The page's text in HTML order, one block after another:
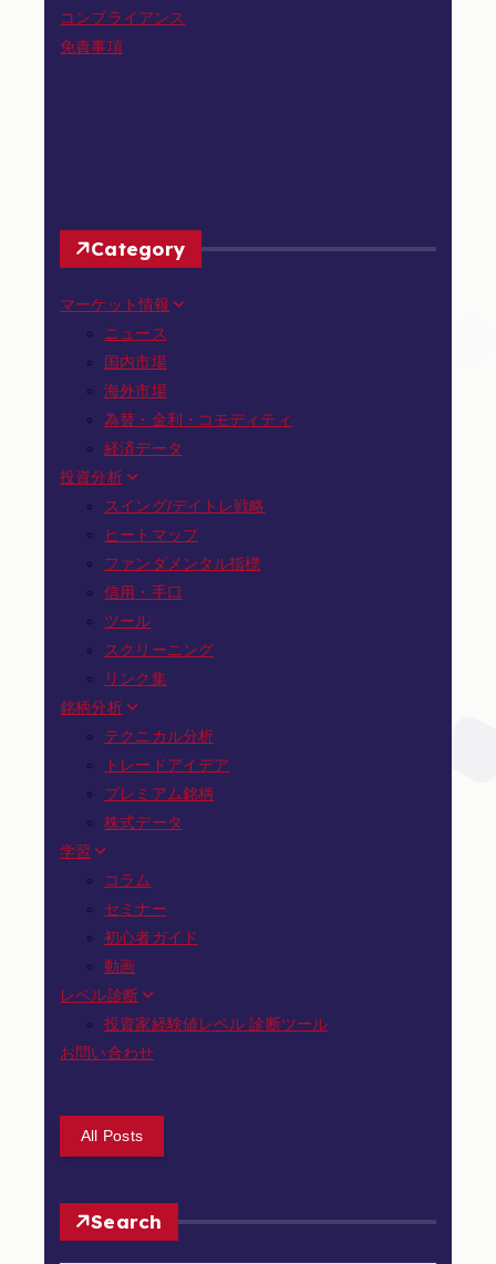
コンプライアンス
免責事項
Category
マーケット情報
ニュース
国内市場
海外市場
為替・金利・コモディティ
経済データ
投資分析
スイング/デイトレ戦略
ヒートマップ
ファンダメンタル指標
信用・手口
ツール
スクリーニング
リンク集
銘柄分析
テクニカル分析
トレードアイデア
プレミアム銘柄
株式データ
学習
コラム
セミナー
初心者ガイド
動画
レベル診断
投資家経験値レベル 診断ツール
お問い合わせ
All Posts
Search